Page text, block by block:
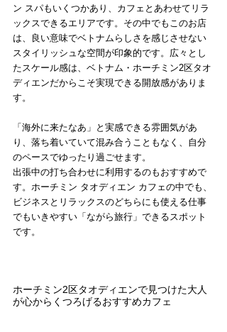
ン スパもいくつかあり、カフェとあわせてリラ
ックスできるエリアです。その中でもこのお店
は、良い意味でベトナムらしさを感じさせない
スタイリッシュな空間が印象的です。広々とし
たスケール感は、ベトナム・ホーチミン2区タオ
ディエンだからこそ実現できる開放感がありま
す。
「海外に来たなあ」と実感できる雰囲気があ
り、落ち着いていて混み合うこともなく、自分
のペースでゆったり過ごせます。
出張中の打ち合わせに利用するのもおすすめで
す。ホーチミン タオディエン カフェの中でも、
ビジネスとリラックスのどちらにも使える仕事
でもいきやすい「ながら旅行」できるスポット
です。
ホーチミン2区タオディエンで見つけた大人
が心からくつろげるおすすめカフェ